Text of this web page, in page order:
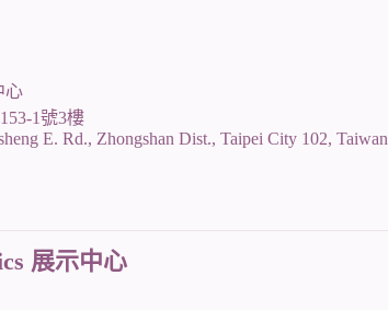
心
1號3樓
E. Rd., Zhongshan Dist., Taipei City 102, Taiwan
展示中心